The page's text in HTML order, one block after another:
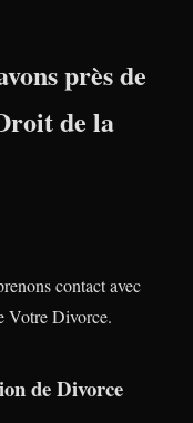
près de
de la
contact avec
Votre Divorce.
de Divorce